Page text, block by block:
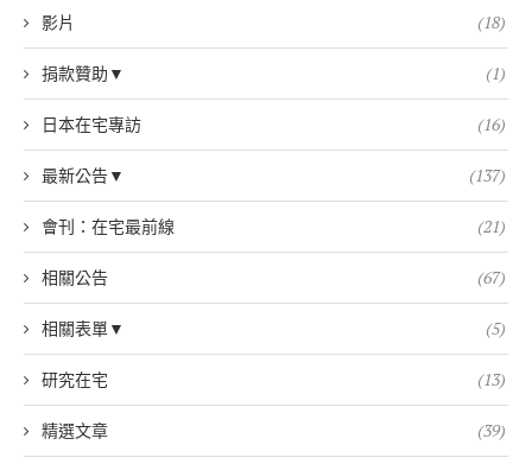
影片 (18)
捐款贊助▼ (1)
日本在宅專訪 (16)
最新公告▼ (137)
會刊：在宅最前線 (21)
相關公告 (67)
相關表單▼ (5)
研究在宅 (13)
精選文章 (39)